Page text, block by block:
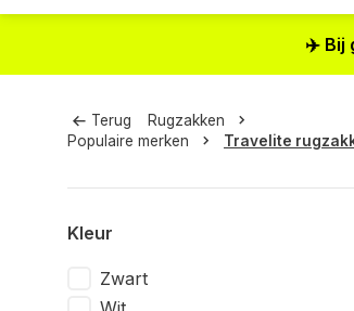
✈️ Bij
Terug
Rugzakken
Populaire merken
Travelite
Kleur
Zwart